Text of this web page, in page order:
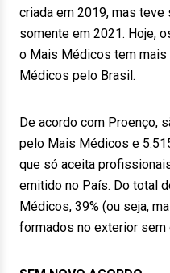
criada em 2019, mas
somente em 2021. Hoje,
o Mais Médicos tem
Médicos pelo Brasil.
De acordo com Proenço,
pelo Mais Médicos e
que só aceita
emitido no País. Do total
Médicos, 39% (ou seja,
formados no exterior sem